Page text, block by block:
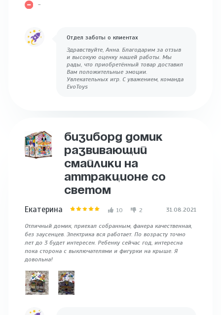
-
Отдел заботы о клиентах
Здравствуйте, Анна. Благодарим за отзыв
и высокую оценку нашей работы. Мы
рады, что приобретённый товар доставил
Вам положительные эмоции.
Увлекательных игр. С уважением, команда
EvoToys
БИЗИБОРД ДОМИК
РАЗВИВАЮЩИЙ
СМАЙЛИКИ НА
АТТРАКЦИОНЕ СО
СВЕТОМ
Екатерина 10 2 31.08.2021
Отличный домик, приехал собранным, фанера качественная,
без заусенцев. Электрика вся работает. По возрасту точно
лет до 3 будет интересен. Ребенку сейчас год, интересна
пока сторона с выключателями и фигурки на крыше. Я
довольна!